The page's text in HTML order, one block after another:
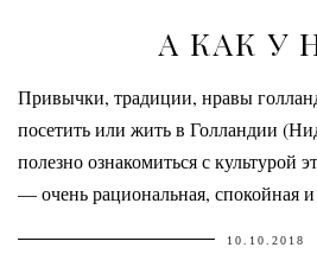
А КАК У
Привычки, традиции, нравы
посетить или жить в Голландии
полезно ознакомиться с культурой
— очень рациональная, спокойная и
10.10.2018